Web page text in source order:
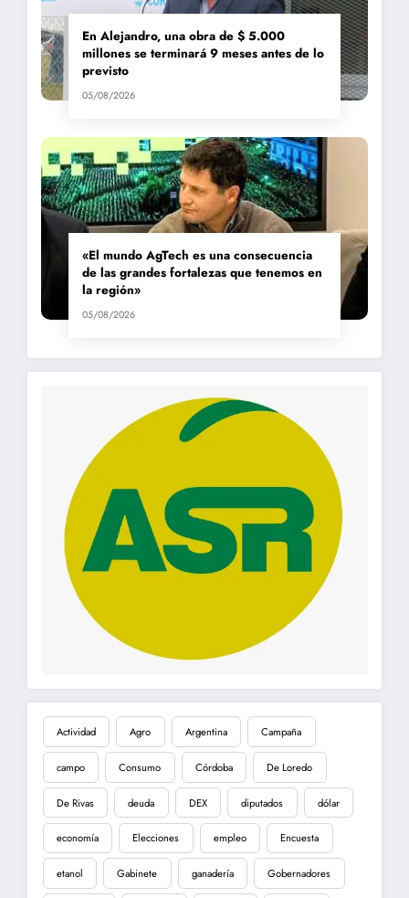
En Alejandro, una obra de $ 5.000
millones se terminará 9 meses antes de lo
previsto
05/08/2026
«El mundo AgTech es una consecuencia
de las grandes fortalezas que tenemos en
la región»
05/08/2026
Actividad Agro Argentina Campaña
campo Consumo Córdoba De Loredo
De Rivas deuda DEX diputados dólar
economía Elecciones empleo Encuesta
etanol Gabinete ganadería Gobernadores